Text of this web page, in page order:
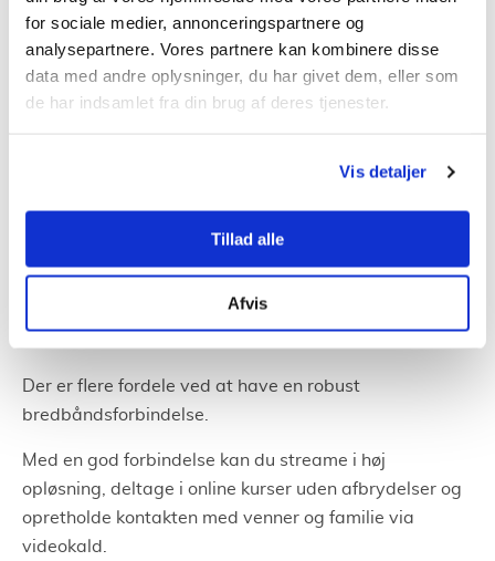
for sociale medier, annonceringspartnere og
analysepartnere. Vores partnere kan kombinere disse
data med andre oplysninger, du har givet dem, eller som
de har indsamlet fra din brug af deres tjenester.
Vis detaljer
Tillad alle
Afvis
Hastighed og datagrænser er ofte øverst på listen. En
høj hastighed er især essentiel for dem, der har et stort
antal tilsluttede enheder eller bruger deres
internetforbindelse til at streame, spille online, eller
Datagrænser, eller mangel på samme, kan betyde
forskellen mellem ubegrænset adgang og konstant
overvågning af dit forbrug.
Fordelene ved en robust
bredbåndsforbindelse
Der er flere fordele ved at have en robust
bredbåndsforbindelse.
Med en god forbindelse kan du streame i høj
opløsning, deltage i online kurser uden afbrydelser og
opretholde kontakten med venner og familie via
videokald.